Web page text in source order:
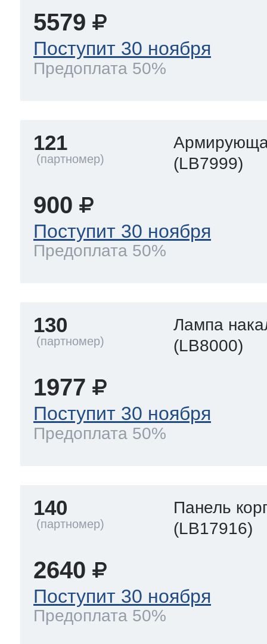
5579
Поступит 30 ноября
Предоплата 50%
121
(LB7999)
900
Поступит 30 ноября
Предоплата 50%
130
Лампа
(LB8000)
1977
Поступит 30 ноября
Предоплата 50%
140
Панель
(LB17916)
2640
Поступит 30 ноября
Предоплата 50%